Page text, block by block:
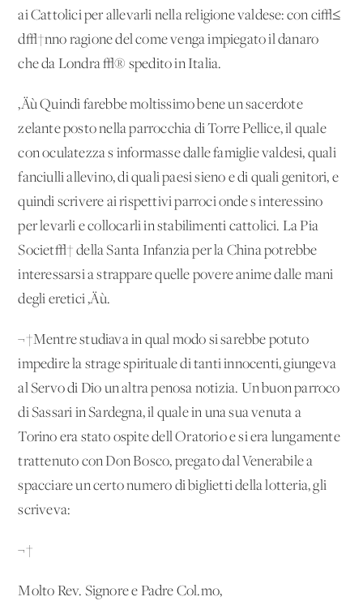
ai Cattolici per allevarli nella religione valdese: con ci√≤
d√†nno ragione del come venga impiegato il danaro
che da Londra √® spedito in Italia.
‚Äù Quindi farebbe moltissimo bene un sacerdote
zelante posto nella parrocchia di Torre Pellice, il quale
con oculatezza s'informasse dalle famiglie valdesi, quali
fanciulli allevino, di quali paesi sieno e di quali genitori, e
quindi scrivere ai rispettivi parroci onde s'interessino
per levarli e collocarli in stabilimenti cattolici. La Pia
Societ√† della Santa Infanzia per la China potrebbe
interessarsi a strappare quelle povere anime dalle mani
degli eretici ‚Äù.
¬†Mentre studiava in qual modo si sarebbe potuto
impedire la strage spirituale di tanti innocenti, giungeva
al Servo di Dio un'altra penosa notizia. Un buon parroco
di Sassari in Sardegna, il quale in una sua venuta a
Torino era stato ospite dell'Oratorio e si era lungamente
trattenuto con Don Bosco, pregato dal Venerabile a
spacciare un certo numero di biglietti della lotteria, gli
scriveva:
¬†
Molto Rev. Signore e Padre Col.mo,